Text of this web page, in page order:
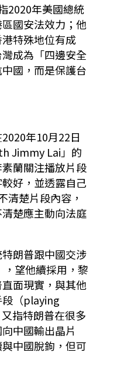
2020年美國總統
國安法效力；他
特殊地位有成
成為「四邊安全
國，而是保護台
年10月22日
Jimmy Lai」的
蘭關注播放片段
好，並透露自己
清楚片段內容，
楚應主動向法庭
朗普跟中國交涉
望他續採用，黎
面現實，與其他
段（playing
指特朗普在很多
中國輸出晶片
中國脫鉤，但可